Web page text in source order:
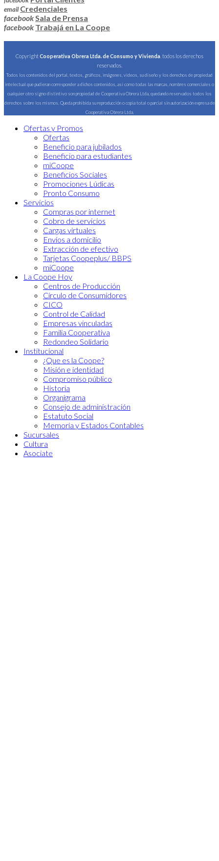
email Credenciales
facebookSala de Prensa
facebook Trabajá en La Coope
CopyrightCooperativa Obrera Ltda. de Consumo y Vivienda . todos los derechos
reservados.
Todos los contenidos del portal, textos, gráficos, imágenes, videos, su diseño y los derechos de propiedad
intelectual que pudieran corresponder a dichos contenidos, así como todas las marcas, nombres comerciales o
cualquier otro signo distintivo son propiedad de Cooperativa Obrera Ltda, quedando reservados todos los
derechos sobre los mismos. Queda prohibida su reproducción o copia total o parcial sin autorización expresa de
Cooperativa Obrera Ltda.
Ofertas y Promos
Ofertas
Beneficio para jubilados
Beneficio para estudiantes
miCoope
Beneficios Sociales
Promociones Lúdicas
Pronto Consumo
Servicios
Compras por internet
Cobro de servicios
Cargas virtuales
Envíos a domicilio
Extracción de efectivo
Tarjetas Coopeplus/ BBPS
miCoope
La Coope Hoy
Centros de Producción
Círculo de Consumidores
CICO
Control de Calidad
Empresas vinculadas
Familia Cooperativa
Redondeo Solidario
Institucional
¿Que es la Coope?
Misión e identidad
Compromiso público
Historia
Organigrama
Consejo de administración
Estatuto Social
Memoria y Estados Contables
Sucursales
Cultura
Asociate